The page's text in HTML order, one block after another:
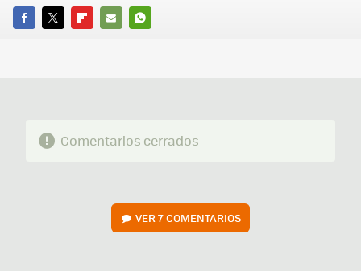
FACEBOOK
TWITTERFLIPBOARD
E-
WHATSAPP
Comentarios cerrados
VER7 COMENTARIOS